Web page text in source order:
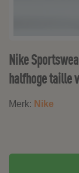
Nike
halfhoge taille
Merk: Nike